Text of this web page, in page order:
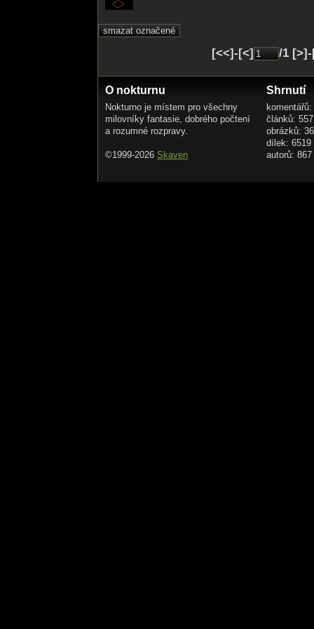
Dvacítka raněných těžce
výsledek to seče
do konce týdne
Pranice a zápolení
během Jízdy králu byly časté
ale tolik mrtvých
již zatajit nešlo
[<<]-[<] /1
O nokturnu
Nokturno je místem pro všechny
milovníky fantasie, dobrého počtení
a rozumné rozpravy.
©1999-2026 Skaven
Shrnutí
článků: 557
obrázků:
dílek: 6519
autorů: 867